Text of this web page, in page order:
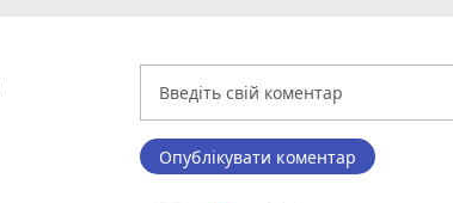
Опублікувати коментар